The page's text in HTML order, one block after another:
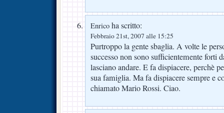
Enrico ha scritto:
Febbraio 21st, 2007 alle 15:25
Purtroppo la gente sbaglia. A volte le
successo non sono sufficientemente forti
lasciano andare. E fa dispiacere, perchè
sua famiglia. Ma fa dispiacere sempre e
chiamato Mario Rossi. Ciao.